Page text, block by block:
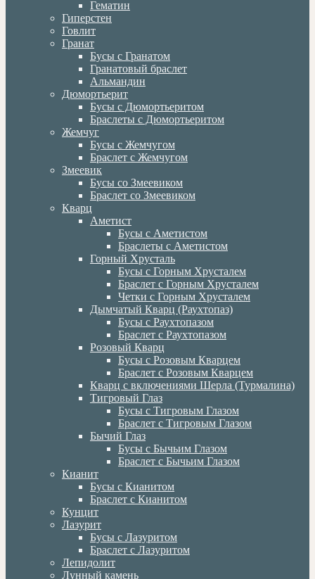
Гематин
Гиперстен
Говлит
Гранат
Бусы с Гранатом
Гранатовый браслет
Альмандин
Дюмортьерит
Бусы с Дюмортьеритом
Браслеты с Дюмортьеритом
Жемчуг
Бусы с Жемчугом
Браслет с Жемчугом
Змеевик
Бусы со Змеевиком
Браслет со Змеевиком
Кварц
Аметист
Бусы с Аметистом
Браслеты с Аметистом
Горный Хрусталь
Бусы с Горным Хрусталем
Браслет с Горным Хрусталем
Четки с Горным Хрусталем
Дымчатый Кварц (Раухтопаз)
Бусы с Раухтопазом
Браслет с Раухтопазом
Розовый Кварц
Бусы с Розовым Кварцем
Браслет с Розовым Кварцем
Кварц с включениями Шерла (Турмалина)
Тигровый Глаз
Бусы с Тигровым Глазом
Браслет с Тигровым Глазом
Бычий Глаз
Бусы с Бычьим Глазом
Браслет с Бычьим Глазом
Кианит
Бусы с Кианитом
Браслет с Кианитом
Кунцит
Лазурит
Бусы с Лазуритом
Браслет с Лазуритом
Лепидолит
Лунный камень